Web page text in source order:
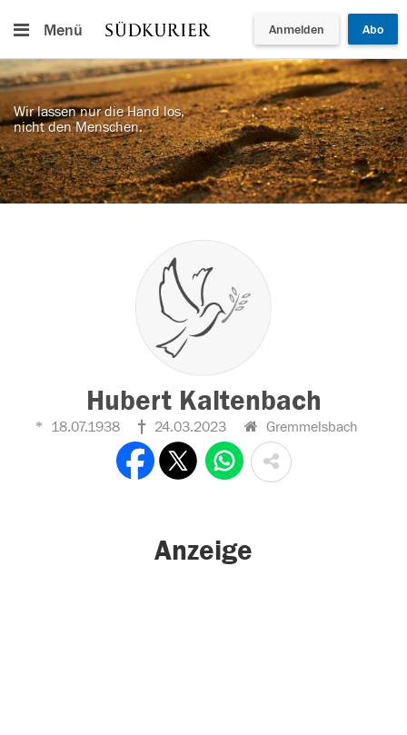
Menü Anmelden Abo
Wir lassen nur die Hand los,
nicht den Menschen.
Hubert Kaltenbach
18.07.1938 24.03.2023 Gremmelsbach
Anzeige